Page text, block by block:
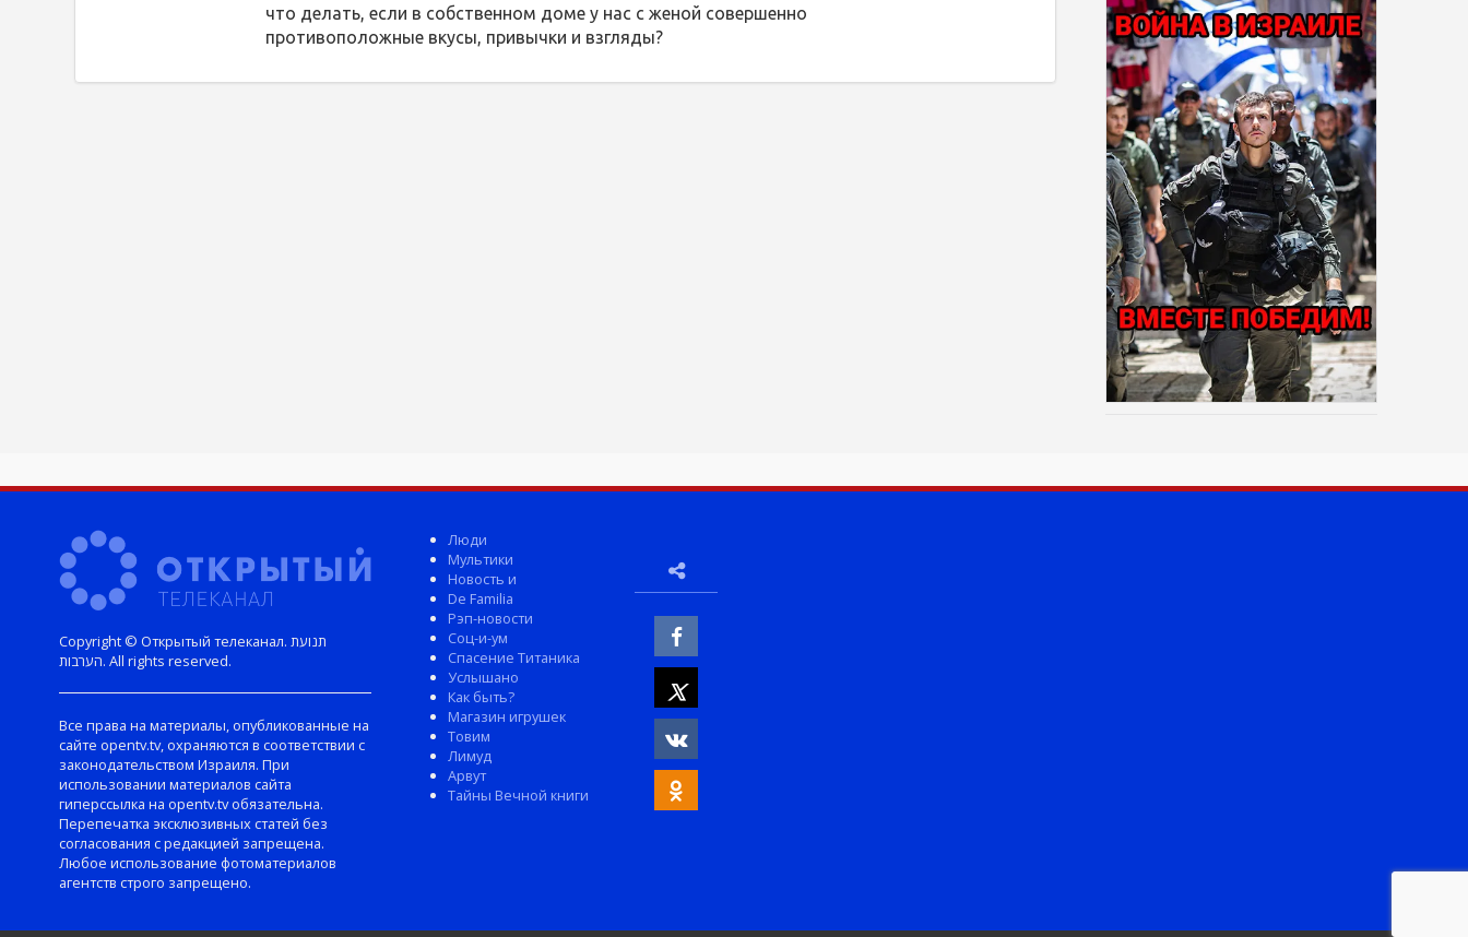
что делать, если в собственном доме у нас с женой совершенно
противоположные вкусы, привычки и взгляды?
Copyright © Открытый телеканал. תנועת
הערבות. All rights reserved.
Все права на материалы, опубликованные на
сайте opentv.tv, охраняются в соответствии с
законодательством Израиля. При
использовании материалов сайта
гиперссылка на opentv.tv обязательна.
Перепечатка эксклюзивных статей без
согласования с редакцией запрещена.
Любое использование фотоматериалов
агентств строго запрещено.
Люди
Мультики
Новость и
De Familia
Рэп-новости
Соц-и-ум
Спасение Титаника
Услышано
Как быть?
Магазин игрушек
Товим
Лимуд
Арвут
Тайны Вечной книги